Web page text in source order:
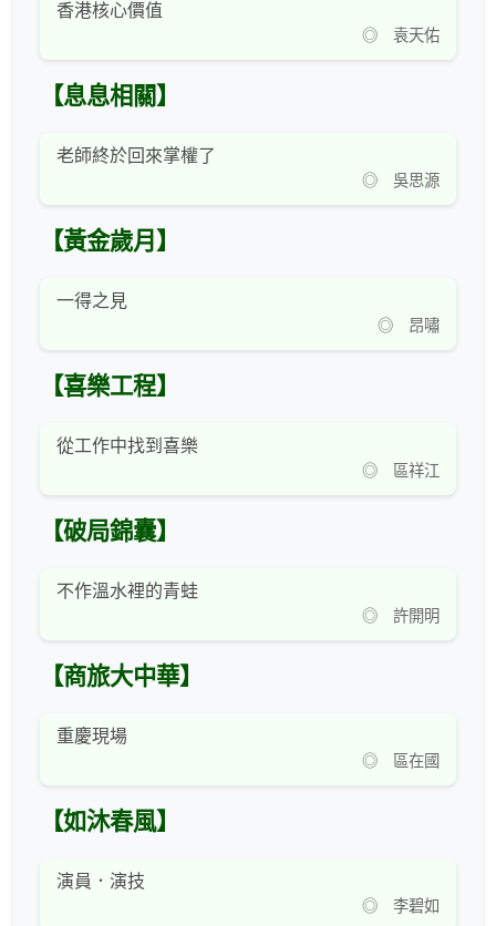
香港核心價值
◎ 袁天佑
【息息相關】
老師終於回來掌權了
◎ 吳思源
【黃金歲月】
一得之見
◎ 昂嘯
【喜樂工程】
從工作中找到喜樂
◎ 區祥江
【破局錦囊】
不作溫水裡的青蛙
◎ 許開明
【商旅大中華】
重慶現場
◎ 區在國
【如沐春風】
演員．演技
◎ 李碧如